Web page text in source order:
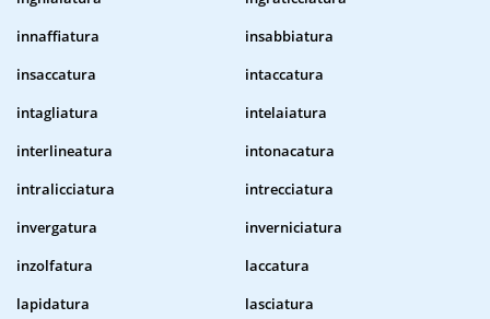
innaffiatura
insabbiatura
insaccatura
intaccatura
intagliatura
intelaiatura
interlineatura
intonacatura
intralicciatura
intrecciatura
invergatura
inverniciatura
inzolfatura
laccatura
lapidatura
lasciatura